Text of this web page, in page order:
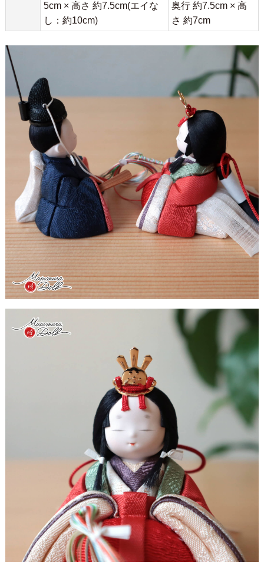
5cm × 高さ 約7.5cm(エイな
し：約10cm)
奥行 約7.5cm × 高
さ 約7cm